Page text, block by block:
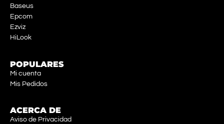
Baseus
Epcom
Ezviz
HiLook
POPULARES
Mi cuenta
Mis Pedidos
ACERCA DE
Aviso de Privacidad